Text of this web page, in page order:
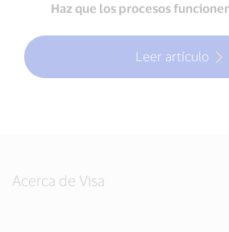
Haz que los procesos
Leer artículo
Acerca de Visa